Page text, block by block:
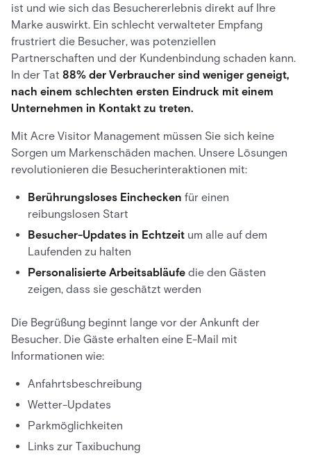
ist und wie sich das Besuchererlebnis direkt auf Ihre
Marke auswirkt. Ein schlecht verwalteter Empfang
frustriert die Besucher, was potenziellen
Partnerschaften und der Kundenbindung schaden kann.
In der Tat 88% der Verbraucher sind weniger geneigt,
nach einem schlechten ersten Eindruck mit einem
Unternehmen in Kontakt zu treten.
Mit Acre Visitor Management müssen Sie sich keine
Sorgen um Markenschäden machen. Unsere Lösungen
revolutionieren die Besucherinteraktionen mit:
Berührungsloses Einchecken für einen
reibungslosen Start
Besucher-Updates in Echtzeit um alle auf dem
Laufenden zu halten
Personalisierte Arbeitsabläufe die den Gästen
zeigen, dass sie geschätzt werden
Die Begrüßung beginnt lange vor der Ankunft der
Besucher. Die Gäste erhalten eine E-Mail mit
Informationen wie:
Anfahrtsbeschreibung
Wetter-Updates
Parkmöglichkeiten
Links zur Taxibuchung